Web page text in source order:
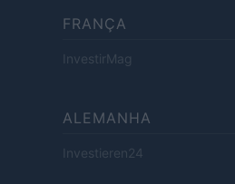
FRANÇA
InvestirMag
ALEMANHA
Investieren24